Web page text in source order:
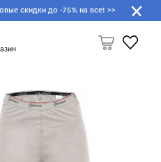
скидки до -75% на все! >>